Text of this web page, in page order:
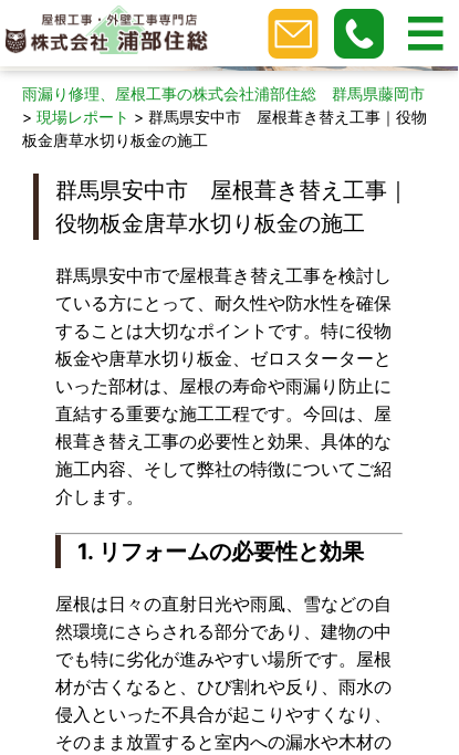
現場レポート
雨漏り修理、屋根工事の株式会社浦部住総 群馬県藤岡市
> 現場レポート > 群馬県安中市 屋根葺き替え工事｜役物
板金唐草水切り板金の施工
群馬県安中市 屋根葺き替え工事｜
役物板金唐草水切り板金の施工
群馬県安中市で屋根葺き替え工事を検討し
ている方にとって、耐久性や防水性を確保
することは大切なポイントです。特に役物
板金や唐草水切り板金、ゼロスターターと
いった部材は、屋根の寿命や雨漏り防止に
直結する重要な施工工程です。今回は、屋
根葺き替え工事の必要性と効果、具体的な
施工内容、そして弊社の特徴についてご紹
介します。
1. リフォームの必要性と効果
屋根は日々の直射日光や雨風、雪などの自
然環境にさらされる部分であり、建物の中
でも特に劣化が進みやすい場所です。屋根
材が古くなると、ひび割れや反り、雨水の
侵入といった不具合が起こりやすくなり、
そのまま放置すると室内への漏水や木材の